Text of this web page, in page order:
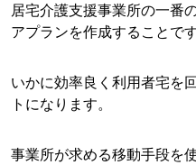
居宅介護支援事業所の一番
アプランを作成することです
いかに効率良く利用者宅を
トになります。
事業所が求める移動手段を